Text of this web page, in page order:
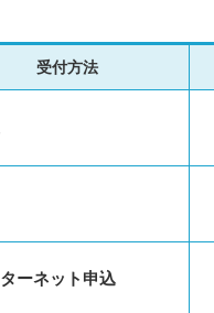
受付方法
ーネット申込